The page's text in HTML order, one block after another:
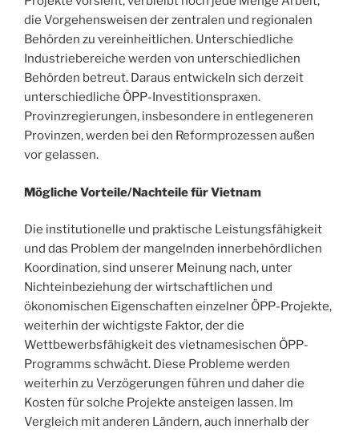
die Vorgehensweisen der zentralen und regionalen
Behörden zu vereinheitlichen. Unterschiedliche
Industriebereiche werden von unterschiedlichen
Behörden betreut. Daraus entwickeln sich derzeit
unterschiedliche ÖPP-Investitionspraxen.
Provinzregierungen, insbesondere in entlegeneren
Provinzen, werden bei den Reformprozessen außen
vor gelassen.
Mögliche Vorteile/Nachteile für Vietnam
Die institutionelle und praktische Leistungsfähigkeit
und das Problem der mangelnden innerbehördlichen
Koordination, sind unserer Meinung nach, unter
Nichteinbeziehung der wirtschaftlichen und
ökonomischen Eigenschaften einzelner ÖPP-Projekte,
weiterhin der wichtigste Faktor, der die
Wettbewerbsfähigkeit des vietnamesischen ÖPP-
Programms schwächt. Diese Probleme werden
weiterhin zu Verzögerungen führen und daher die
Kosten für solche Projekte ansteigen lassen. Im
Vergleich mit anderen Ländern, auch innerhalb der